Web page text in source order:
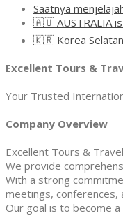
Saatnya
🇦🇺 AUSTRALIA is
🇰🇷 Korea Selatan
Excellent Tours &
Your Trusted
Company Overview
Excellent Tours &
We provide
With a strong
meetings, conferences,
Our goal is to become